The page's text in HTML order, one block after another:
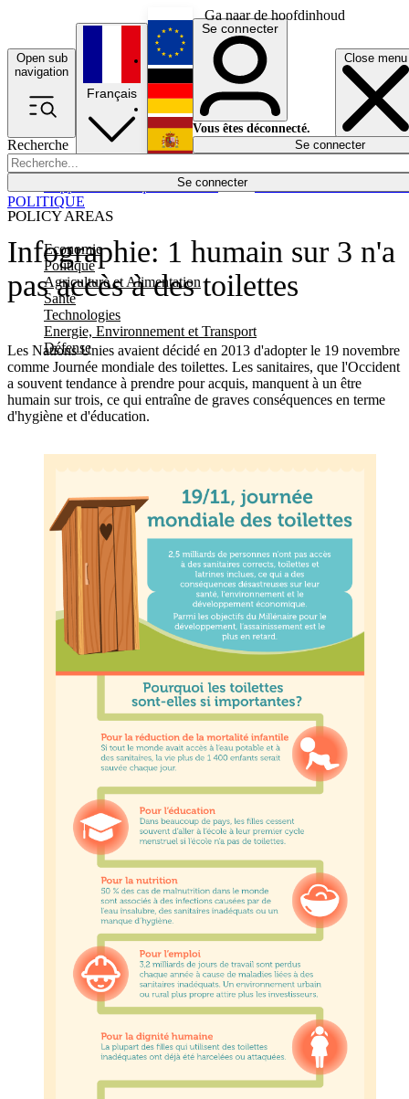
Ga naar de hoofdinhoud
Open sub
navigation
Close menu
Recherche
Se connecter
POLICY AREAS
Economie
Politique
Agriculture et Alimentation
Santé
Technologies
Energie, Environnement et Transport
Défense
Économie
Français
English
Deutsch
Español
Se connecter
Vous êtes déconnecté.
Se connecter
Infographie: 1 humain sur 3 n'a
pas accès à des toilettes
Les Nations Unies avaient décidé en 2013 d'adopter le 19 novembre
comme Journée mondiale des toilettes. Les sanitaires, que l'Occident
a souvent tendance à prendre pour acquis, manquent à un être
humain sur trois, ce qui entraîne de graves conséquences en terme
d'hygiène et d'éducation.
POLITIQUE